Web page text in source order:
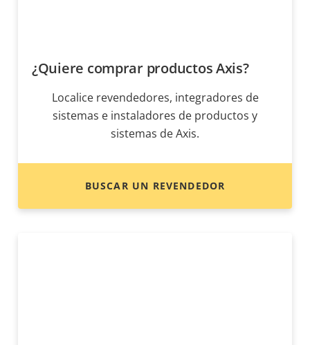
¿Quiere comprar productos Axis?
Localice revendedores, integradores de
sistemas e instaladores de productos y
sistemas de Axis.
BUSCAR UN REVENDEDOR